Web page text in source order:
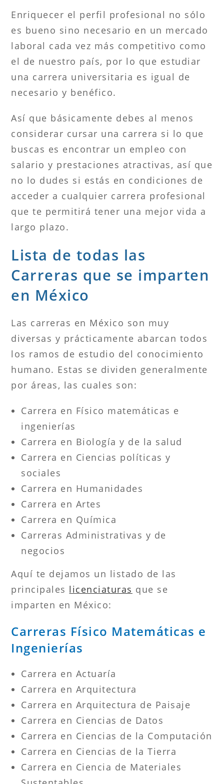
Enriquecer el perfil profesional no sólo
es bueno sino necesario en un mercado
laboral cada vez más competitivo como
el de nuestro país, por lo que estudiar
una carrera universitaria es igual de
necesario y benéfico.
Así que básicamente debes al menos
considerar cursar una carrera si lo que
buscas es encontrar un empleo con
salario y prestaciones atractivas, así que
no lo dudes si estás en condiciones de
acceder a cualquier carrera profesional
que te permitirá tener una mejor vida a
largo plazo.
Lista de todas las
Carreras que se imparten
en México
Las carreras en México son muy
diversas y prácticamente abarcan todos
los ramos de estudio del conocimiento
humano. Estas se dividen generalmente
por áreas, las cuales son:
Carrera en Físico matemáticas e
ingenierías
Carrera en Biología y de la salud
Carrera en Ciencias políticas y
sociales
Carrera en Humanidades
Carrera en Artes
Carrera en Química
Carreras Administrativas y de
negocios
Aquí te dejamos un listado de las
principales licenciaturas que se
imparten en México:
Carreras Físico Matemáticas e
Ingenierías
Carrera en Actuaría
Carrera en Arquitectura
Carrera en Arquitectura de Paisaje
Carrera en Ciencias de Datos
Carrera en Ciencias de la Computación
Carrera en Ciencias de la Tierra
Carrera en Ciencia de Materiales